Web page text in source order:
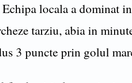
locala a dominat
tarziu, abia in
3 puncte prin golul